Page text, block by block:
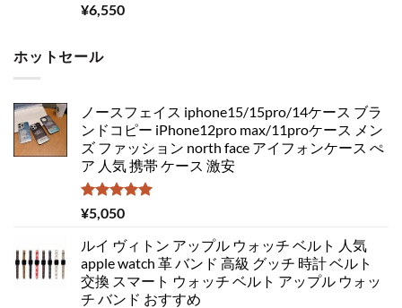
¥6,550
ホットセール
ノースフェイス iphone15/15pro/14ケース ブラ
ンドコピー iPhone12pro max/11proケース メン
ズ ファッション north face アイフォンケース ぺ
ア 人気 携帯 ケース 激安
5段階中
5.00
¥5,050
ルイ ヴィトン アップル ウォッチ ベルト 人気
apple watch 革 バンド 高級 グッチ 時計 ベルト
交換 スマート ウォッチ ベルト アップル ウォッ
チ バンド おすすめ